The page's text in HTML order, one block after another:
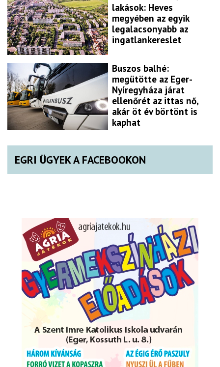
lakások: Heves
megyében az egyik
legalacsonyabb az
ingatlankereslet
Buszos balhé:
megütötte az Eger-
Nyíregyháza járat
ellenőrét az ittas nő,
akár öt év börtönt is
kaphat
EGRI ÜGYEK A FACEBOOKON